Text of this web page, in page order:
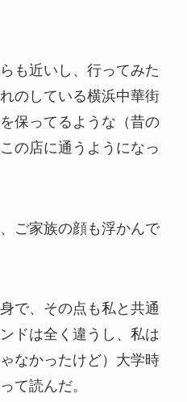
も近いし、行ってみた
のしている横浜中華街
保ってるような（昔の
の店に通うようになっ
ご家族の顔も浮かんで
で、その点も私と共通
ドは全く違うし、私は
なかったけど）大学時
て読んだ。